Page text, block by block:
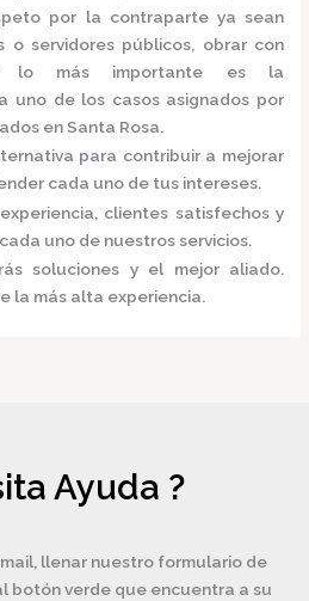
por la contraparte ya sean
o servidores públicos, obrar con
lo más importante es la
uno de los casos asignados por
en Santa Rosa.
para contribuir a mejorar
cada uno de tus intereses.
clientes satisfechos y
uno de nuestros servicios.
soluciones y el mejor aliado.
la más alta experiencia.
Ayuda ?
llenar nuestro formulario de
botón verde que encuentra a su